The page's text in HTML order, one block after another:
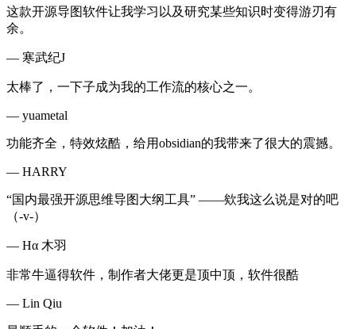
这款开源导图软件让我学习以及研究某些知识时变得游刃有
余。
— 寒武纪J
太棒了，一下子成为我的工作流的核心之一。
— yuametal
功能齐全，特效炫酷，给用obsidian的我带来了很大的震撼。
— HARRY
“国内最强开源思维导图大纲工具” ——欸我这么说是对的吧
（-v-）
— Hα 木羽
非常牛逼得软件，制作者大佬更是顶中顶，软件很酷
— Lin Qiu